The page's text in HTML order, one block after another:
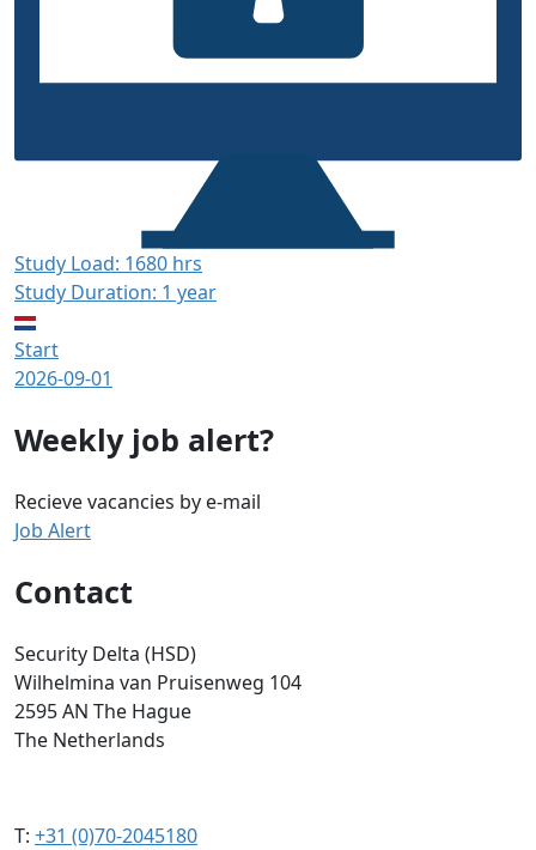
Study Load: 1680 hrs
Study Duration: 1 year
Start
2026-09-01
Weekly job alert?
Recieve vacancies by e-mail
Job Alert
Contact
Security Delta (HSD)
Wilhelmina van Pruisenweg 104
2595 AN The Hague
The Netherlands
T: +31 (0)70-2045180